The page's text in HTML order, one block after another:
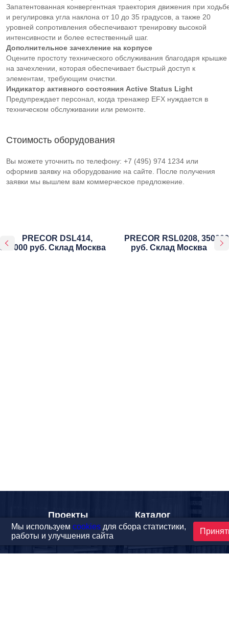
Запатентованная конвергентная траектория движения при
и регулировка угла наклона от 10 до 35 градусов, а также 20
уровней сопротивления обеспечивают тренировку высокой
интенсивности и более естественный шаг.
Дополнительное зачехление на корпусе
Оцените простоту технического обслуживания благодаря крышке
на зачехлении, которая обеспечивает быстрый доступ к
элементам, требующим очистки.
Индикатор активного состояния Active Status Light
Предупреждает персонал, когда тренажер EFX нуждается в
техническом обслуживании или ремонте.
Стоимость оборудования
Вы можете уточнить по телефону: +7 (495) 974 1234 или
оформив заявку на оборудование на сайте. После получения
заявки мы вышлем вам коммерческое предложение.
PRECOR DSL414,
350000 руб. Склад Москва
PRECOR RSL0208, 350000
руб. Склад Москва
Проекты
Каталог
Новости
Контакты
Мы используемcookies для сбора статистики,
работы и улучшения сайта